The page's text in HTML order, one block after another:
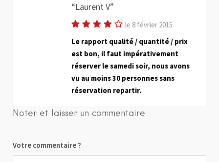
Laurent V
le 8 février 2015
Le rapport qualité / quantité / prix
est bon, il faut impérativement
réserver le samedi soir, nous avons
vu au moins 30 personnes sans
réservation repartir.
Noter et laisser un commentaire
Votre commentaire ?